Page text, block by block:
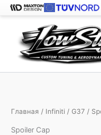
содержимому
Главная / Infiniti / G37 /
Spoiler Cap